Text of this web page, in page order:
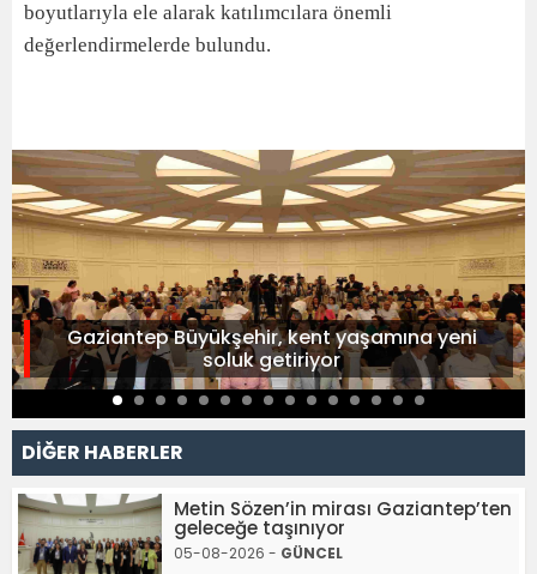
boyutlarıyla ele alarak katılımcılara önemli
değerlendirmelerde bulundu.
Gaziantep Büyükşehir, kent yaşamına yeni
soluk getiriyor
DİĞER HABERLER
Metin Sözen’in mirası Gaziantep’ten
geleceğe taşınıyor
05-08-2026 - GÜNCEL